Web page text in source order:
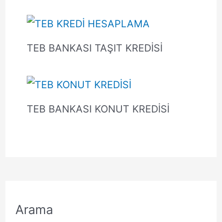
TEB BANKASI TAŞIT KREDİSİ
TEB BANKASI KONUT KREDİSİ
Arama